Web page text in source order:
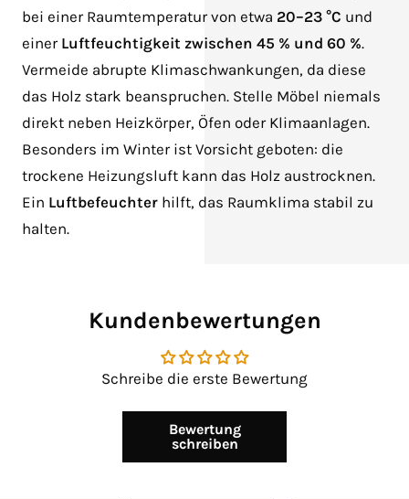
bei einer Raumtemperatur von etwa 20–23 °C und
einer Luftfeuchtigkeit zwischen 45 % und 60 %.
Vermeide abrupte Klimaschwankungen, da diese
das Holz stark beanspruchen. Stelle Möbel niemals
direkt neben Heizkörper, Öfen oder Klimaanlagen.
Besonders im Winter ist Vorsicht geboten: die
trockene Heizungsluft kann das Holz austrocknen.
Ein Luftbefeuchter hilft, das Raumklima stabil zu
halten.
Kundenbewertungen
Schreibe die erste Bewertung
Bewertung
schreiben